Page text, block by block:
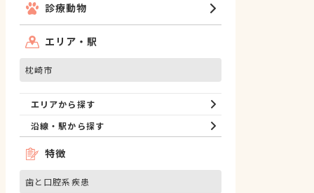
診療動物
エリア・駅
枕崎市
エリアから探す
沿線・駅から探す
特徴
歯と口腔系疾患